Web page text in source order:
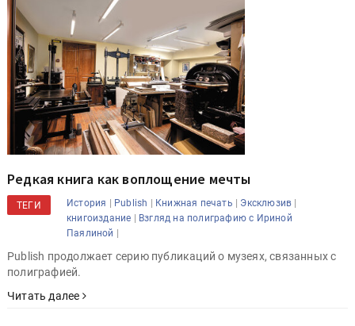
Редкая книга как воплощение мечты
ТЕГИ История | Publish | Книжная печать | Эксклюзив |
книгоиздание | Взгляд на полиграфию с Ириной
Паялиной |
Publish продолжает серию публикаций о музеях, связанных с
полиграфией.
Читать далее